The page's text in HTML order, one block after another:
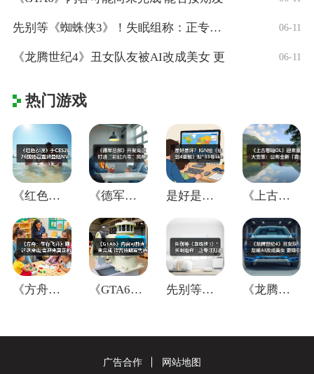
先别等《蜘蛛侠3》！失眠组称：正专注打造 06-11
《龙腾世纪4》丑女队友被AI改成美女 更 06-11
热门游戏
《红色沙漠》于CES2026现场官宣将登 《德军总部》开发商正打造“彩虹六号”风格 是好是坏？IGN给《仙剑4重制》贴"33 《上古卷轴OL》迎来重大变革：公布全新「
《方舟：生存飞升》翻过这座山,会迎来真正 《GTA6》内容可能尚未完成 能否按期发 先别等《蜘蛛侠3》！失眠组称：正专注打造 《龙腾世纪4》丑女队友被AI改成美女 更
广告合作 网站地图